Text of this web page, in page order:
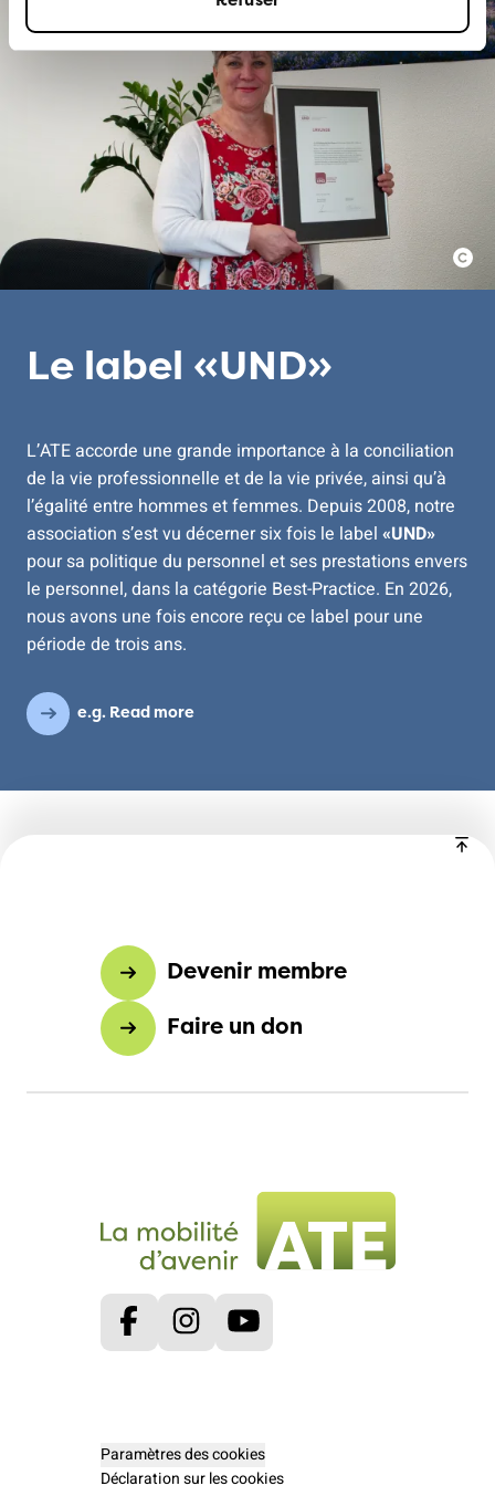
Le label «UND»
L’ATE accorde une grande importance à la conciliation
de la vie professionnelle et de la vie privée, ainsi qu’à
l’égalité entre hommes et femmes. Depuis 2008, notre
association s’est vu décerner six fois le label «UND»
pour sa politique du personnel et ses prestations envers
le personnel, dans la catégorie Best-Practice. En 2026,
nous avons une fois encore reçu ce label pour une
période de trois ans.
e.g. Read more
Devenir membre
Faire un don
FacebookInstagram
Paramètres des cookies
Déclaration sur les cookies